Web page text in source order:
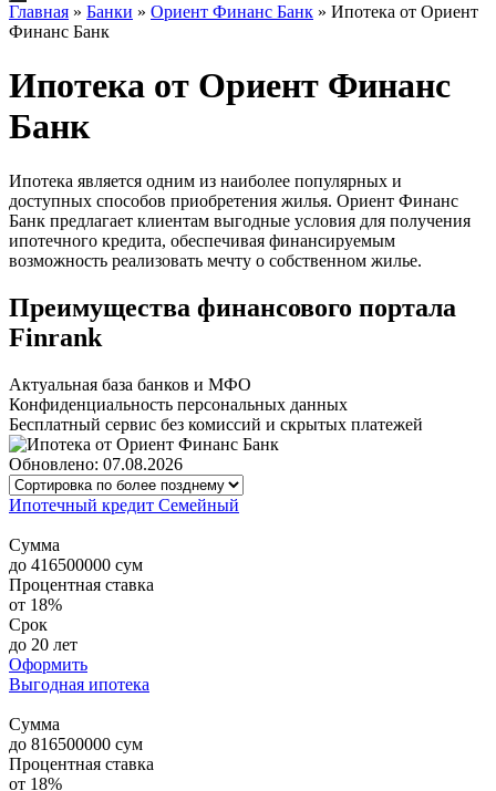
Главная » Банки » Ориент Финанс Банк » Ипотека от Ориент
Финанс Банк
Ипотека от Ориент Финанс
Банк
Ипотека является одним из наиболее популярных и
доступных способов приобретения жилья. Ориент Финанс
Банк предлагает клиентам выгодные условия для получения
ипотечного кредита, обеспечивая финансируемым
возможность реализовать мечту о собственном жилье.
Преимущества финансового портала
Finrank
Актуальная база банков и МФО
Конфиденциальность персональных данных
Бесплатный сервис без комиссий и скрытых платежей
Обновлено: 07.08.2026
Ипотечный кредит Семейный
Сумма
до 416500000 сум
Процентная ставка
от 18%
Срок
до 20 лет
Оформить
Выгодная ипотека
Сумма
до 816500000 сум
Процентная ставка
от 18%